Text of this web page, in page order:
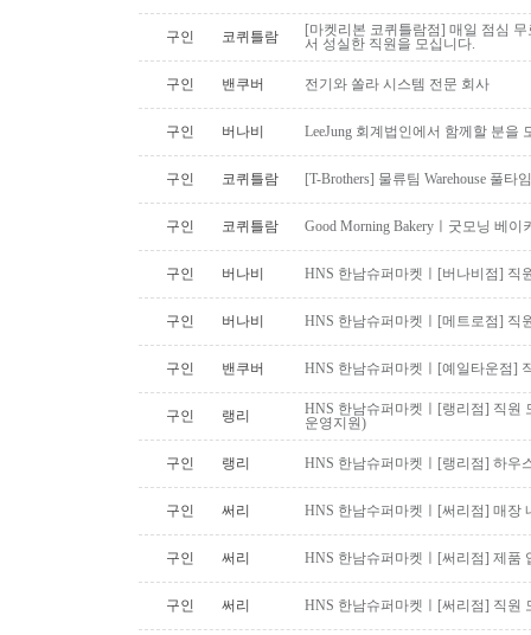
구인 코퀴틀람
[마켓리본 코퀴틀람점] 매일 점심
서 성실한 직원을 모십니다.
구인 밴쿠버 전기와 쏠라 시스템 전문 회사
구인 버나비 LeeJung 회계법인에서 함께할 분을
구인 코퀴틀람 [T-Brothers] 물류팀 Warehouse 풀타
구인 코퀴틀람 Good Morning Bakeryㅣ굿모닝 베
구인 버나비 HNS 한남슈퍼마켓ㅣ[버나비점] 직
구인 버나비 HNS 한남슈퍼마켓ㅣ[메트로점] 직
구인 밴쿠버 HNS 한남슈퍼마켓ㅣ[예일타운점]
구인 랭리
HNS 한남슈퍼마켓ㅣ[랭리점] 직원
운영지원)
구인 랭리 HNS 한남슈퍼마켓ㅣ[랭리점] 하우
구인 써리 HNS 한남수퍼마켓ㅣ[써리점] 매장
구인 써리 HNS 한남슈퍼마켓ㅣ[써리점] 제품
구인 써리 HNS 한남슈퍼마켓ㅣ[써리점] 직원